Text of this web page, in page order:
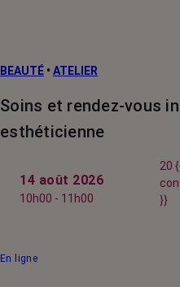
BEAUTÉ • ATELIER
Soins et rendez-vous
esthéticienne
14 août 2026
10h00 - 11h00
20
}}
En ligne